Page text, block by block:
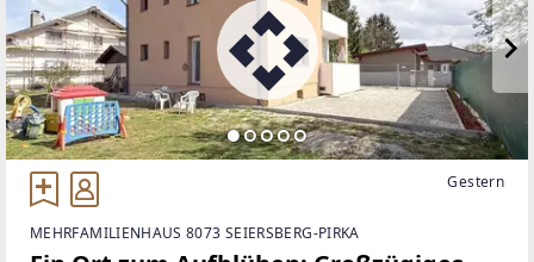
Gestern
MEHRFAMILIENHAUS 8073 SEIERSBERG-PIRKA